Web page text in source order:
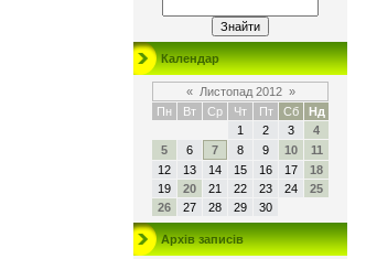
Календар
« Листопад 2012 »
Пн
Вт Ср Чт Пт Сб
Нд
1
2 3
4
5
6 7 8 9 10
11
12
13 14 15 16 17
18
19
20 21 22 23 24
25
26
27 28 29 30
Архів записів